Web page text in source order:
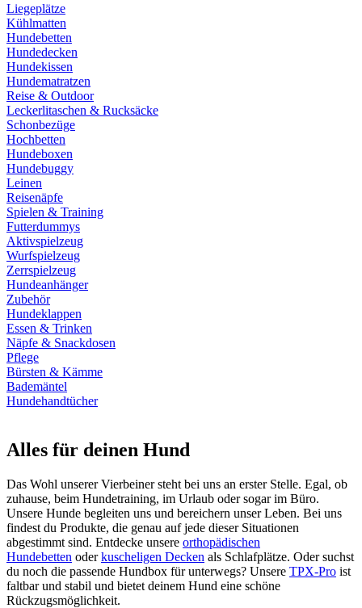
Liegeplätze
Kühlmatten
Hundebetten
Hundedecken
Hundekissen
Hundematratzen
Reise & Outdoor
Leckerlitaschen & Rucksäcke
Schonbezüge
Hochbetten
Hundeboxen
Hundebuggy
Leinen
Reisenäpfe
Spielen & Training
Futterdummys
Aktivspielzeug
Wurfspielzeug
Zerrspielzeug
Hundeanhänger
Zubehör
Hundeklappen
Essen & Trinken
Näpfe & Snackdosen
Pflege
Bürsten & Kämme
Bademäntel
Hundehandtücher
Alles für deinen Hund
Das Wohl unserer Vierbeiner steht bei uns an erster Stelle. Egal, ob
zuhause, beim Hundetraining, im Urlaub oder sogar im Büro.
Unsere Hunde begleiten uns und bereichern unser Leben. Bei uns
findest du Produkte, die genau auf jede dieser Situationen
abgestimmt sind. Entdecke unsere orthopädischen
Hundebetten oderkuscheligen Decken als Schlafplätze. Oder suchst
du noch die passende Hundbox für unterwegs? Unsere TPX-Pro ist
faltbar und stabil und bietet deinem Hund eine schöne
Rückzugsmöglichkeit.